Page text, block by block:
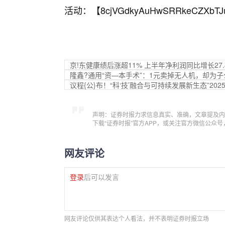
活动：【
京!东健康绩后涨超11% 上半年净利润同比增长
隆鑫?通用“资—本手术”：1元卖掉无人机，却为
议程{公}布！“科‘技’融合与可持续发展新生态
声明：证券时报力求信息真实、准确，文章提及
下载“证券时报”官方APP，或关注官方微信公众
网友评论
登录后可以发言
网友评论仅供其表达个人看法，并不表明证券时报立场